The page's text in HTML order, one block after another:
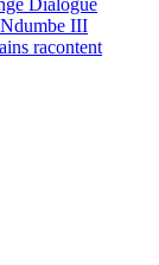
Dialogue
III
racontent